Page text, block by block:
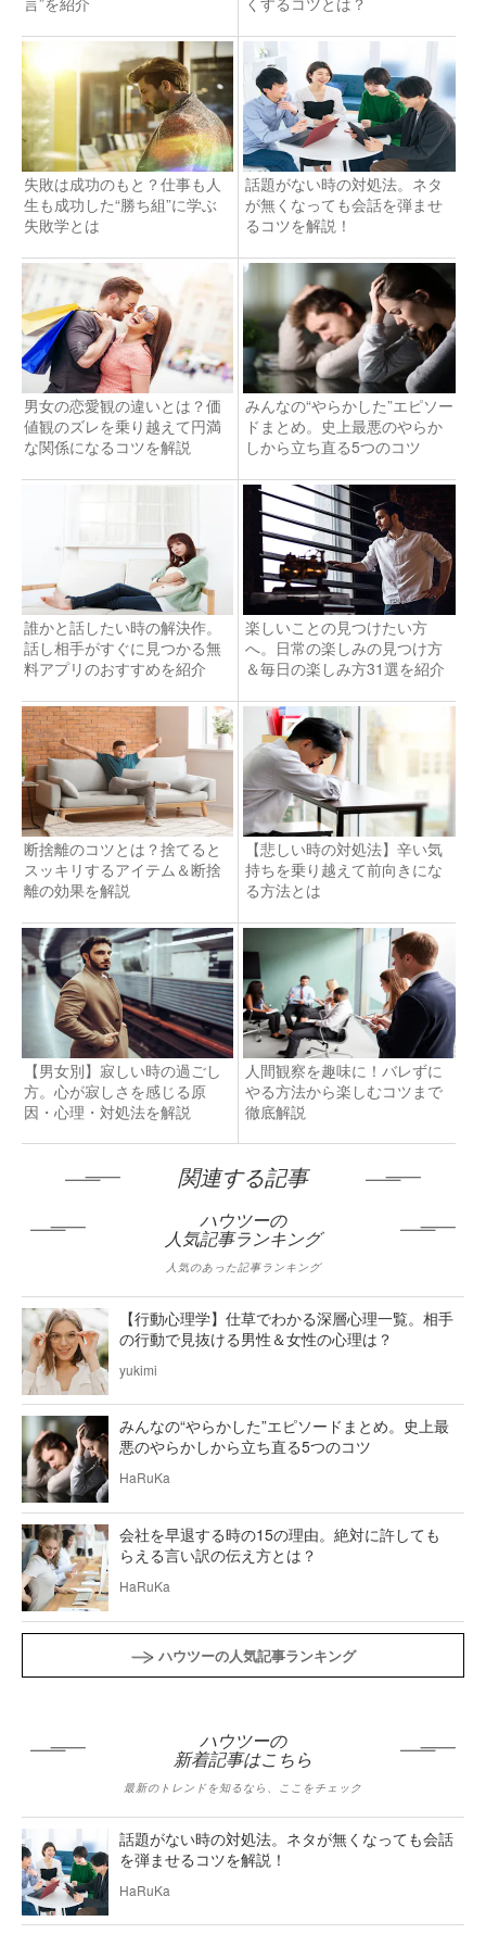
失敗は成功のもと？仕事も人
生も成功した“勝ち組”に学ぶ
失敗学とは
話題がない時の対処法。ネタ
が無くなっても会話を弾ませ
るコツを解説！
男女の恋愛観の違いとは？価
値観のズレを乗り越えて円満
な関係になるコツを解説
みんなの“やらかした”エピソー
ドまとめ。史上最悪のやらか
しから立ち直る5つのコツ
誰かと話したい時の解決作。
話し相手がすぐに見つかる無
料アプリのおすすめを紹介
楽しいことの見つけたい方
へ。日常の楽しみの見つけ方
＆毎日の楽しみ方31選を紹介
断捨離のコツとは？捨てると
スッキリするアイテム＆断捨
離の効果を解説
【悲しい時の対処法】辛い気
持ちを乗り越えて前向きにな
る方法とは
【男女別】寂しい時の過ごし
方。心が寂しさを感じる原
因・心理・対処法を解説
人間観察を趣味に！バレずに
やる方法から楽しむコツまで
徹底解説
関連する記事
ハウツーの
人気記事ランキング
人気のあった記事ランキング
【行動心理学】仕草でわかる深層心理一覧。相手
の行動で見抜ける男性＆女性の心理は？
yukimi
みんなの“やらかした”エピソードまとめ。史上最
悪のやらかしから立ち直る5つのコツ
HaRuKa
会社を早退する時の15の理由。絶対に許しても
らえる言い訳の伝え方とは？
HaRuKa
ハウツーの人気記事ランキング
ハウツーの
新着記事はこちら
最新のトレンドを知るなら、ここをチェック
話題がない時の対処法。ネタが無くなっても会話
を弾ませるコツを解説！
HaRuKa